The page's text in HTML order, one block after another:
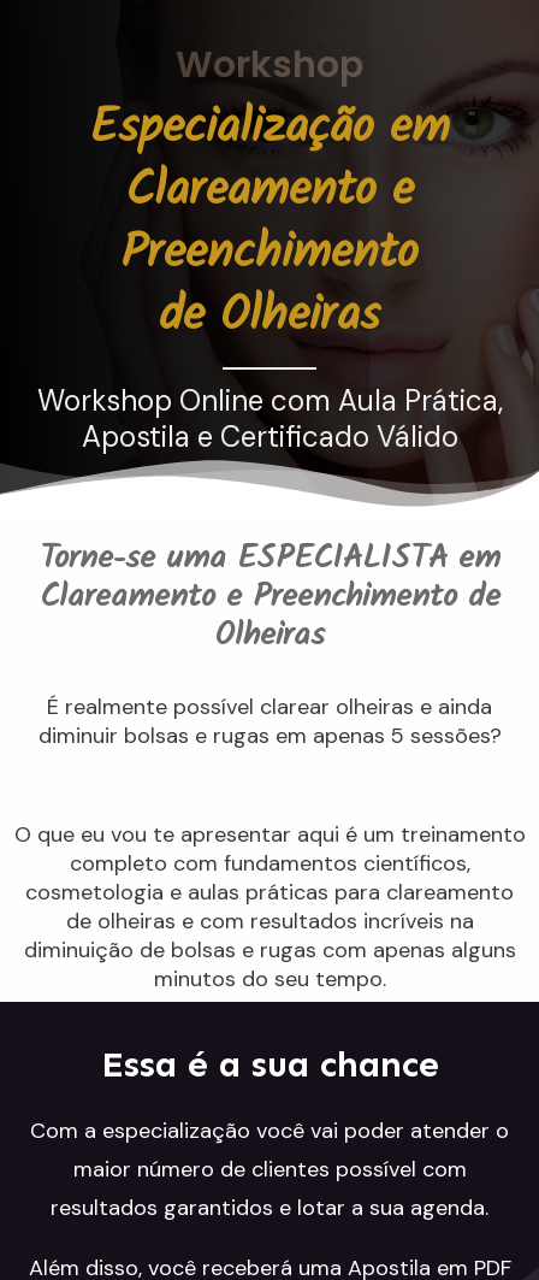
Workshop
Especialização em
Clareamento e
Preenchimento
de Olheiras
Workshop Online com Aula Prática,
Apostila e Certificado Válido
Torne-se uma ESPECIALISTA em
Clareamento e Preenchimento de
Olheiras
É realmente possível clarear olheiras e ainda
diminuir bolsas e rugas em apenas 5 sessões?
O que eu vou te apresentar aqui é um treinamento
completo com fundamentos científicos,
cosmetologia e aulas práticas para clareamento
de olheiras e com resultados incríveis na
diminuição de bolsas e rugas com apenas alguns
minutos do seu tempo.
Essa é a sua chance
Com a especialização você vai poder atender o
maior número de clientes possível com
resultados garantidos e lotar a sua agenda.
Além disso, você receberá uma Apostila em PDF